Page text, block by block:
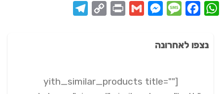
WhatsApp
Facebook
Message
Messenger
Gmail
Print
Copy
Telegram
נצפו לאחרונה
[yith_similar_products title=""